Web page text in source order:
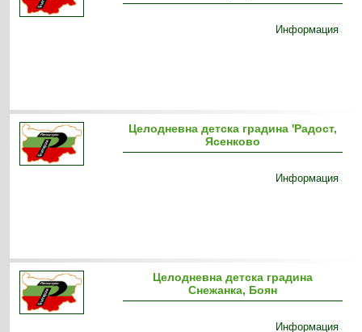
Информация
Целодневна детска градина 'Радост,
Ясенково
Информация
Целодневна детска градина
Снежанка, Боян
Информация